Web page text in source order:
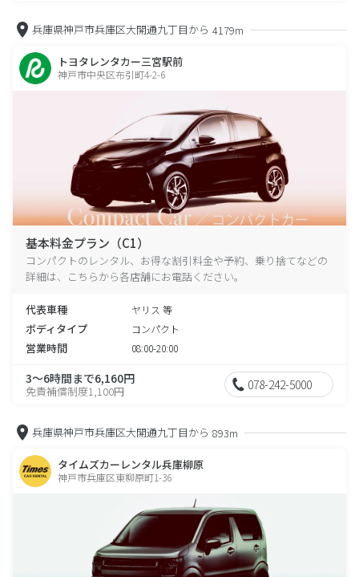
兵庫県神戸市兵庫区大開通九丁目から 4179m
トヨタレンタカー三宮駅前
神戸市中央区布引町4-2-6
基本料金プラン（C1）
コンパクトのレンタル、お得な割引料金や予約、乗り捨てなどの
詳細は、こちらから各店舗にお電話ください。
代表車種 ヤリス 等
ボディタイプ コンパクト
営業時間 08:00-20:00
3～6時間まで6,160円
免責補償制度1,100円 078-242-5000
兵庫県神戸市兵庫区大開通九丁目から 893m
タイムズカーレンタル兵庫柳原
神戸市兵庫区東柳原町1-36